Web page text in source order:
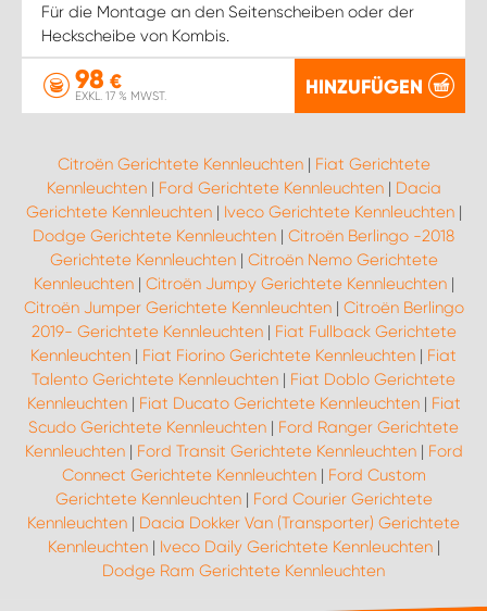
Für die Montage an den Seitenscheiben oder der
Heckscheibe von Kombis.
98 €
EXKL. 17 % MWST. HINZUFÜGEN
Citroën Gerichtete Kennleuchten| Fiat Gerichtete
Kennleuchten| Ford Gerichtete Kennleuchten| Dacia
Gerichtete Kennleuchten| Iveco Gerichtete Kennleuchten|
Dodge Gerichtete Kennleuchten | Citroën Berlingo -2018
Gerichtete Kennleuchten| Citroën Nemo Gerichtete
Kennleuchten| Citroën Jumpy Gerichtete Kennleuchten|
Citroën Jumper Gerichtete Kennleuchten| Citroën Berlingo
2019- Gerichtete Kennleuchten| Fiat Fullback Gerichtete
Kennleuchten | Fiat Fiorino Gerichtete Kennleuchten | Fiat
Talento Gerichtete Kennleuchten | Fiat Doblo Gerichtete
Kennleuchten| Fiat Ducato Gerichtete Kennleuchten| Fiat
Scudo Gerichtete Kennleuchten | Ford Ranger Gerichtete
Kennleuchten| Ford Transit Gerichtete Kennleuchten| Ford
Connect Gerichtete Kennleuchten| Ford Custom
Gerichtete Kennleuchten| Ford Courier Gerichtete
Kennleuchten | Dacia Dokker Van (Transporter) Gerichtete
Kennleuchten| Iveco Daily Gerichtete Kennleuchten|
Dodge Ram Gerichtete Kennleuchten